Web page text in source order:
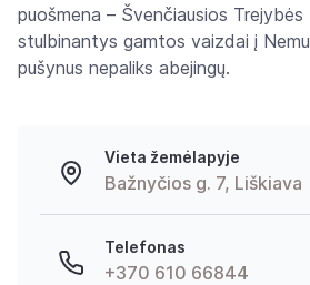
puošmena – Švenčiausios
stulbinantys gamtos vaizdai į
pušynus nepaliks abejingų.
Vieta žemėlapyje
Bažnyčios g. 7, Liškiava
Telefonas
+370 610 66844